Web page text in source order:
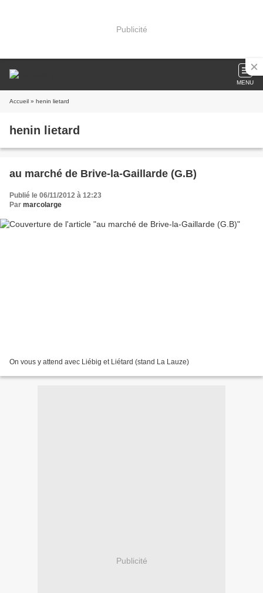
Publicité
MENU
Accueil » henin lietard
henin lietard
au marché de Brive-la-Gaillarde (G.B)
Publié le 06/11/2012 à 12:23
Par marcolarge
On vous y attend avec Liébig et Liétard (stand La Lauze)
Publicité